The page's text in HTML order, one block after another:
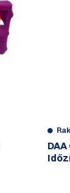
DAA